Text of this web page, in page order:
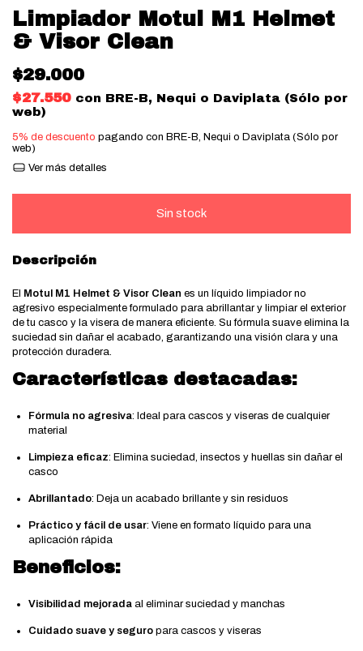
Limpiador Motul M1 Helmet
& Visor Clean
$29.000
$27.550 con BRE-B, Nequi o Daviplata (Sólo por
web)
5% de descuento pagando con BRE-B, Nequi o Daviplata (Sólo por
web)
Ver más detalles
Descripción
El Motul M1 Helmet & Visor Clean es un líquido limpiador no
agresivo especialmente formulado para abrillantar y limpiar el exterior
de tu casco y la visera de manera eficiente. Su fórmula suave elimina la
suciedad sin dañar el acabado, garantizando una visión clara y una
protección duradera.
Características destacadas:
Fórmula no agresiva: Ideal para cascos y viseras de cualquier
material
Limpieza eficaz: Elimina suciedad, insectos y huellas sin dañar el
casco
Abrillantado: Deja un acabado brillante y sin residuos
Práctico y fácil de usar: Viene en formato líquido para una
aplicación rápida
Beneficios:
Visibilidad mejorada al eliminar suciedad y manchas
Cuidado suave y seguro para cascos y viseras